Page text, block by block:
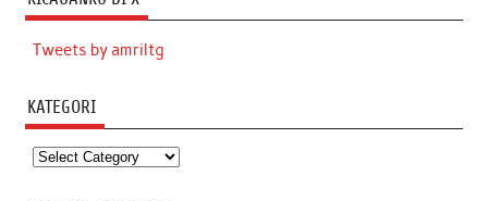
Tweets by amriltg
KATEGORI
Kategori